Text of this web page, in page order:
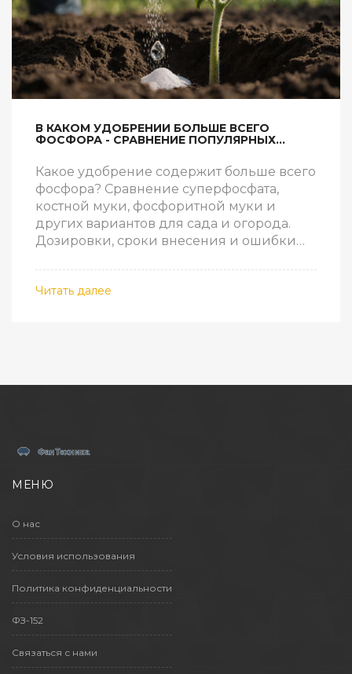
В КАКОМ УДОБРЕНИИ БОЛЬШЕ ВСЕГО
ФОСФОРА - СРАВНЕНИЕ ПОПУЛЯРНЫХ
Какое удобрение содержит больше всего
фосфора? Сравнение суперфосфата,
костной муки, фосфоритной муки и
других вариантов для сада и огорода.
Дозировки, сроки внесения и ошибки
Читать далее
МЕНЮ
О нас
Условия использования
Политика конфиденциальности
ФЗ-152
Связаться с нами